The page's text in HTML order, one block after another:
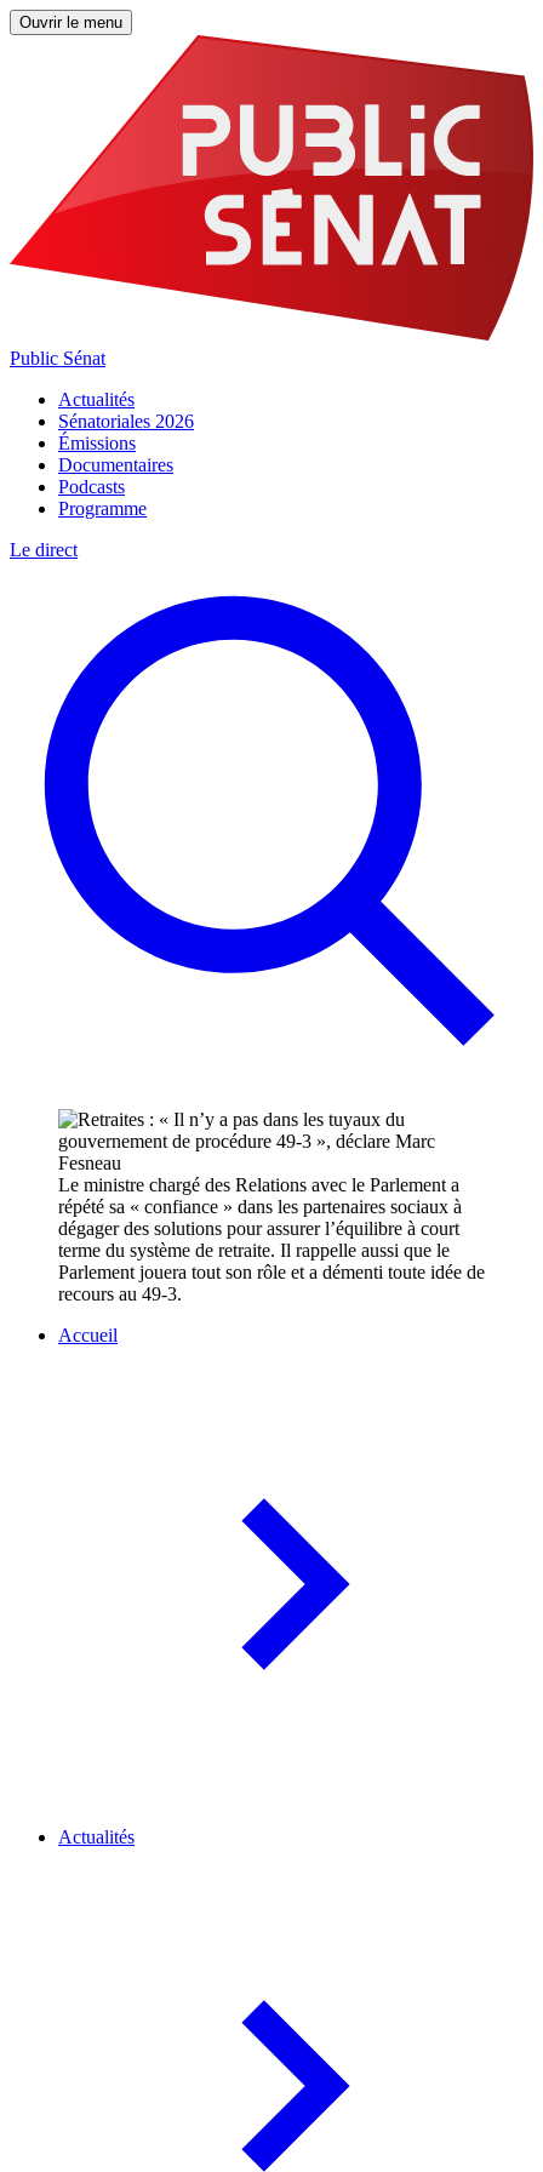
Ouvrir le menu
Public Sénat
Actualités
Sénatoriales 2026
Émissions
Documentaires
Podcasts
Programme
Le direct
Le ministre chargé des Relations avec le Parlement a
répété sa « confiance » dans les partenaires sociaux à
dégager des solutions pour assurer l’équilibre à court
terme du système de retraite. Il rappelle aussi que le
Parlement jouera tout son rôle et a démenti toute idée de
recours au 49-3.
Accueil
Actualités